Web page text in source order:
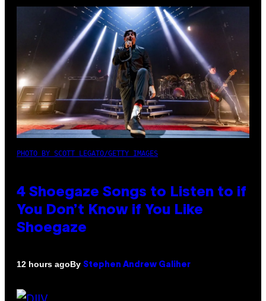
PHOTO BY SCOTT LEGATO/GETTY IMAGES
4 Shoegaze Songs to Listen to if
You Don’t Know if You Like
Shoegaze
12 hours agoBy Stephen Andrew Galiher